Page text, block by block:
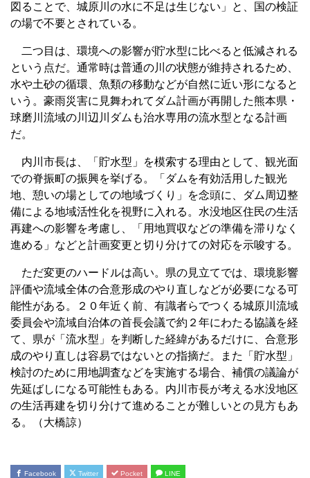
図ることで、城原川の水に不足は生じない」と、国の検証
の場で不要とされている。
二つ目は、環境への影響が貯水型に比べると低減される
という点だ。通常時は普通の川の状態が維持されるため、
水や土砂の循環、魚類の移動などが自然に近い形になると
いう。豪雨災害に見舞われてダム計画が再開した熊本県・
球磨川流域の川辺川ダムも治水専用の流水型となる計画
だ。
内川市長は、「貯水型」を模索する理由として、観光面
での脊振町の振興を挙げる。「ダムを有効活用した観光
地、憩いの場としての地域づくり」を念頭に、ダム周辺整
備による地域活性化を視野に入れる。水没地区住民の生活
再建への影響を考慮し、「用地買収などの準備を滞りなく
進める」などと計画変更と切り分けての対応を示唆する。
ただ変更のハードルは高い。県の見立てでは、環境影響
評価や流域全体の合意形成のやり直しなどが必要になる可
能性がある。２０年近く前、有識者らでつくる城原川流域
委員会や流域自治体の首長会議で約２年にわたる協議を経
て、県が「流水型」を判断した経緯があるだけに、合意形
成のやり直しは容易ではないとの指摘だ。また「貯水型」
検討のために用地調査などを実施する場合、補償の議論が
先延ばしになる可能性もある。内川市長が考える水没地区
の生活再建を切り分けて進めることが難しいとの見方もあ
る。（大橋諒）
Facebook Twitter Pocket LINE